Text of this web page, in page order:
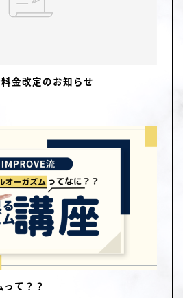
金改定のお知らせ
って？？